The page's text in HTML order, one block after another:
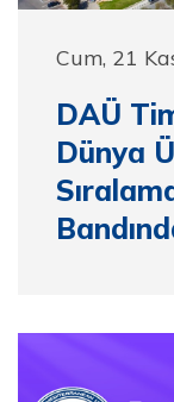
Cum, 21
DAÜ
Dünya